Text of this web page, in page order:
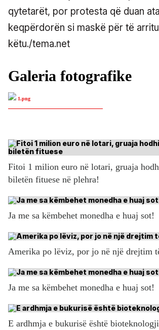
qytetarët, por protesta që duan
keqpërdorën si maskë për të
këtu./tema.net
1.png
Fitoi 1 milion euro në lotari, gruaja
biletën fituese në plehra!
Ja me sa këmbehet monedha e huaj sot!
Amerika po lëviz, por jo në një drejtim
Ja me sa këmbehet monedha e huaj sot!
E ardhmja e bukurisë është